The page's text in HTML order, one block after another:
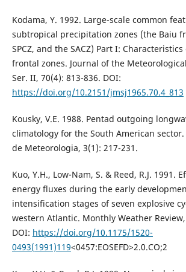
Kodama, Y. 1992. Large-scale common
subtropical precipitation zones (the Baiu
SPCZ, and the SACZ) Part I:
frontal zones. Journal of the
Ser. II, 70(4): 813-836. DOI:
https://doi.org/10.2151/jmsj1965.70.4_813
Kousky, V.E. 1988. Pentad outgoing
climatology for the South American
de Meteorologia, 3(1): 217-231.
Kuo, Y.H., Low-Nam, S. & Reed, R.J. 1991.
energy fluxes during the early
intensification stages of seven explosive
western Atlantic. Monthly Weather
DOI: https://doi.org/10.1175/1520-
0493(1991)119<0457:EOSEFD>2.0.CO;2